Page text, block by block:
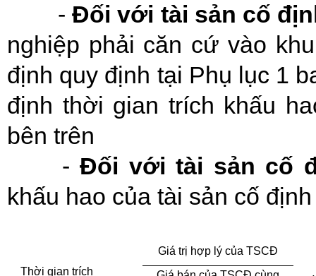
-Đối với tài sản cố
nghiệp phải căn cứ vào
định quy định tại Phụ lục 1
định thời gian trích khấu
bên trên
- Đối với tài sản cố
khấu hao của tài sản cố
Thời gian trích
Giá trị hợp lý của TSCĐ